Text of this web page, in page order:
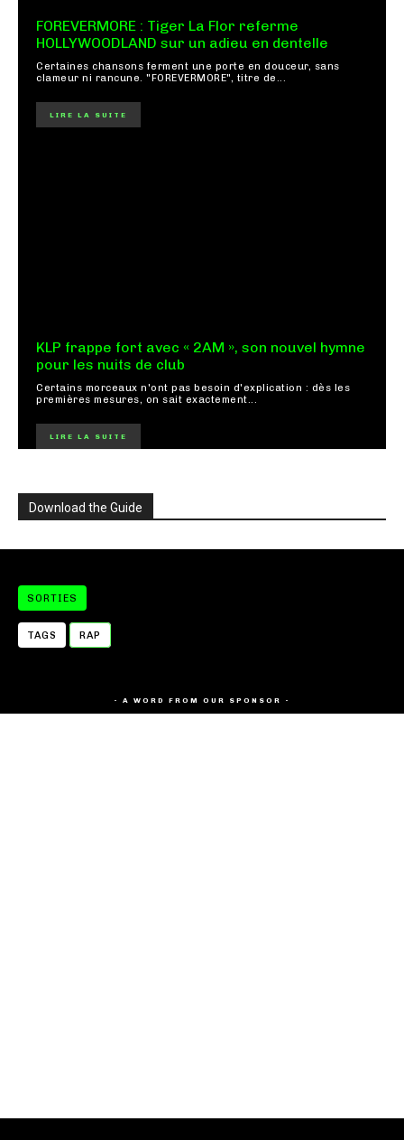
FOREVERMORE : Tiger La Flor referme
HOLLYWOODLAND sur un adieu en dentelle
Certaines chansons ferment une porte en douceur, sans
clameur ni rancune. "FOREVERMORE", titre de...
LIRE LA SUITE
KLP frappe fort avec « 2AM », son nouvel hymne
pour les nuits de club
Certains morceaux n'ont pas besoin d'explication : dès les
premières mesures, on sait exactement...
LIRE LA SUITE
Download the Guide
SORTIES
TAGS RAP
- A WORD FROM OUR SPONSOR -